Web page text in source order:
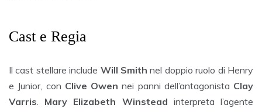
Cast e Regia
Il cast stellare include Will Smith nel doppio ruolo di Henry
e Junior, con Clive Owen nei panni dell’antagonista Clay
Varris
Mary Elizabeth Winstead interpreta l’agente